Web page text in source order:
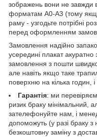
зображень вони не завжди
форматам А0-А3 (тому
раму - узгодьте потрібні
перед оформленням
Замовлення надійно
усередині плакат
замовлення з пошти
але навіть якщо таке
поверхню на кілька годин, і
Гарантія: ми
ризик браку мінімальний,
зателефонуйте нам, і
допоможуть (у разі браку
безкоштовну заміну з